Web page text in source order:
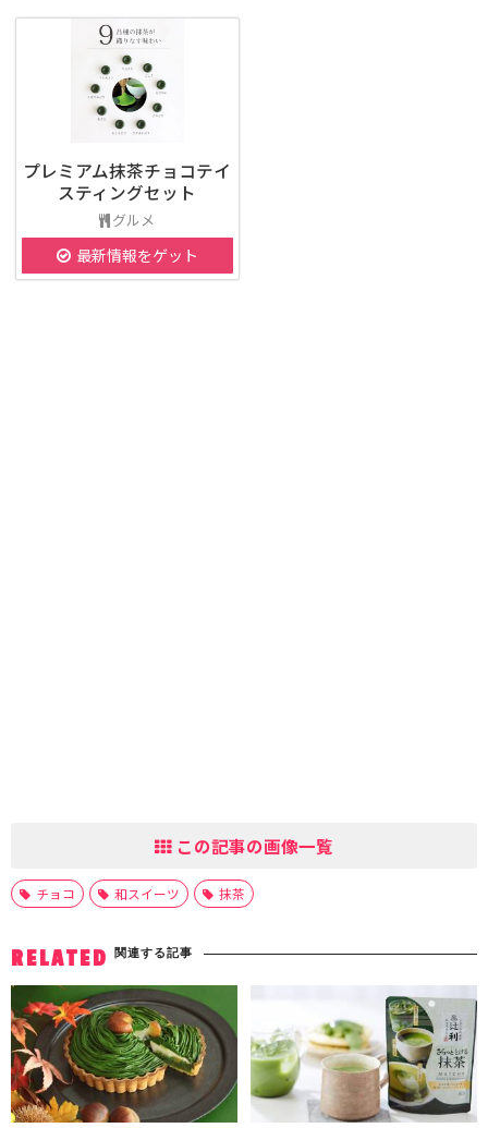
プレミアム抹茶チョコテイ
スティングセット
グルメ
最新情報をゲット
この記事の画像一覧
チョコ 和スイーツ 抹茶
RELATED 関連する記事